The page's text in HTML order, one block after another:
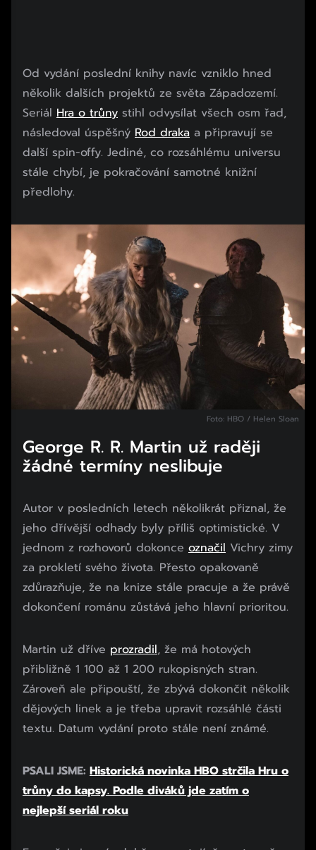
Od vydání poslední knihy navíc vzniklo hned
několik dalších projektů ze světa Západozemí.
Seriál Hra o trůny stihl odvysílat všech osm řad,
následoval úspěšný Rod draka a připravují se
další spin-offy. Jediné, co rozsáhlému universu
stále chybí, je pokračování samotné knižní
předlohy.
Foto: HBO / Helen Sloan
George R. R. Martin už raději
žádné termíny neslibuje
Autor v posledních letech několikrát přiznal, že
jeho dřívější odhady byly příliš optimistické. V
jednom z rozhovorů dokonce označil Vichry zimy
za prokletí svého života. Přesto opakovaně
zdůrazňuje, že na knize stále pracuje a že právě
dokončení románu zůstává jeho hlavní prioritou.
Martin už dříve prozradil, že má hotových
přibližně 1 100 až 1 200 rukopisných stran.
Zároveň ale připouští, že zbývá dokončit několik
dějových linek a je třeba upravit rozsáhlé části
textu. Datum vydání proto stále není známé.
PSALI JSME: Historická novinka HBO strčila Hru o
trůny do kapsy. Podle diváků jde zatím o
nejlepší seriál roku